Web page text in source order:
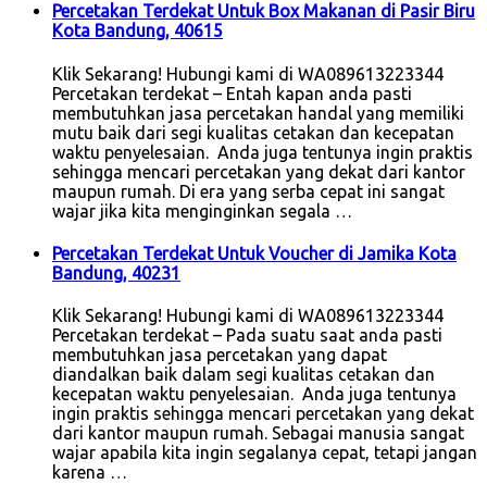
Percetakan Terdekat Untuk Box Makanan di Pasir Biru
Kota Bandung, 40615
Klik Sekarang! Hubungi kami di WA089613223344
Percetakan terdekat – Entah kapan anda pasti
membutuhkan jasa percetakan handal yang memiliki
mutu baik dari segi kualitas cetakan dan kecepatan
waktu penyelesaian. Anda juga tentunya ingin praktis
sehingga mencari percetakan yang dekat dari kantor
maupun rumah. Di era yang serba cepat ini sangat
wajar jika kita menginginkan segala …
Percetakan Terdekat Untuk Voucher di Jamika Kota
Bandung, 40231
Klik Sekarang! Hubungi kami di WA089613223344
Percetakan terdekat – Pada suatu saat anda pasti
membutuhkan jasa percetakan yang dapat
diandalkan baik dalam segi kualitas cetakan dan
kecepatan waktu penyelesaian. Anda juga tentunya
ingin praktis sehingga mencari percetakan yang dekat
dari kantor maupun rumah. Sebagai manusia sangat
wajar apabila kita ingin segalanya cepat, tetapi jangan
karena …